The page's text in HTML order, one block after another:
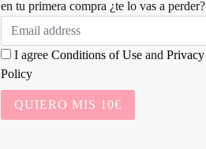
en tu primera compra ¿te lo vas a perder?
I agree Conditions of Use and Privacy
Policy
QUIERO MIS 10€